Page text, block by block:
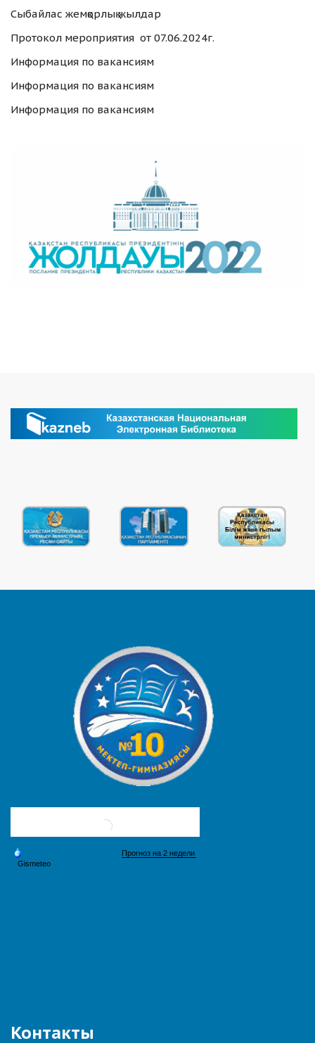
Сыбайлас жемқорлық жылдар
Протокол мероприятия от 07.06.2024г.
Информация по вакансиям
Информация по вакансиям
Информация по вакансиям
Контакты